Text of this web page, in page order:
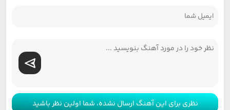
نظری برای این آهنگ ارسال نشده، شما اولین نظر باشید